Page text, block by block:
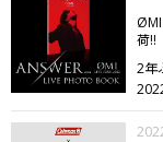
ざ
ØMI
荷!!
2年
い